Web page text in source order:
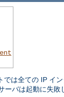
は全ての IP イ
バは起動に失敗